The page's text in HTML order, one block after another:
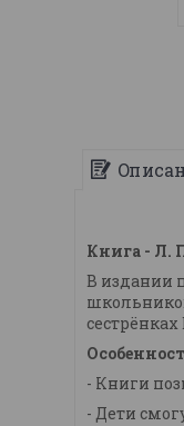
Книга - Л.
В издании
- Книги
- Дети